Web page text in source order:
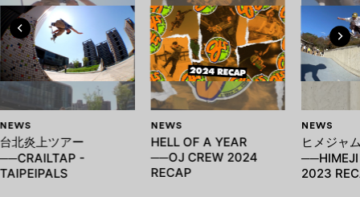
NEWS
台北炎上ツアー
──CRAILTAP -
TAIPEIPALS
NEWS
HELL OF A YEAR
──OJ CREW 2024
RECAP
NEWS
ヒメジャ
──HIMEJI
2023